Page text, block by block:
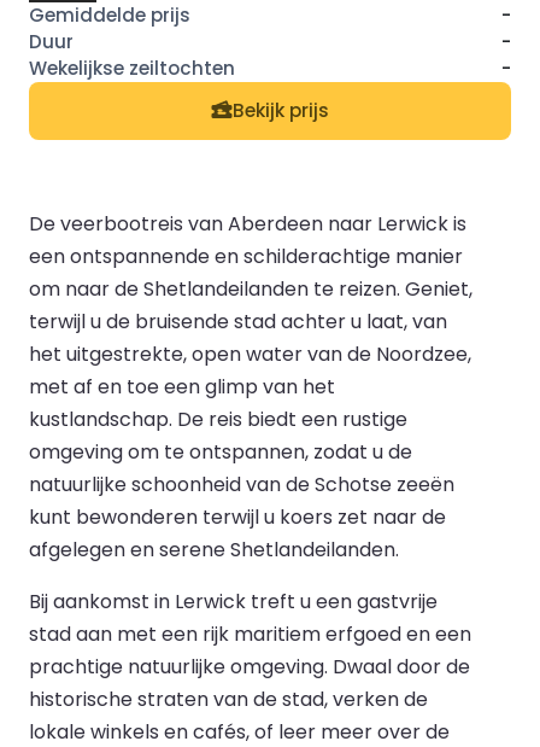
-
-
-
Bekijk prijs
De veerbootreis van Aberdeen naar Lerwick is
een ontspannende en schilderachtige manier
om naar de Shetlandeilanden te reizen. Geniet,
terwijl u de bruisende stad achter u laat, van
het uitgestrekte, open water van de Noordzee,
met af en toe een glimp van het
kustlandschap. De reis biedt een rustige
omgeving om te ontspannen, zodat u de
natuurlijke schoonheid van de Schotse zeeën
kunt bewonderen terwijl u koers zet naar de
afgelegen en serene Shetlandeilanden.
Bij aankomst in Lerwick treft u een gastvrije
stad aan met een rijk maritiem erfgoed en een
prachtige natuurlijke omgeving. Dwaal door de
historische straten van de stad, verken de
lokale winkels en cafés, of leer meer over de